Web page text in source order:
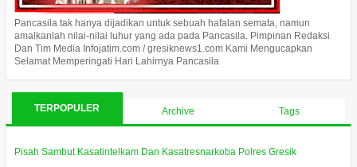
Pancasila tak hanya dijadikan untuk sebuah hafalan semata, namun
amalkanlah nilai-nilai luhur yang ada pada Pancasila. Pimpinan Redaksi
Dan Tim Media Infojatim.com / gresiknews1.com Kami Mengucapkan
Selamat Memperingati Hari Lahirnya Pancasila
TERPOPULER Archive Tags
Pisah Sambut Kasatintelkam Dan Kasatresnarkoba Polres Gresik